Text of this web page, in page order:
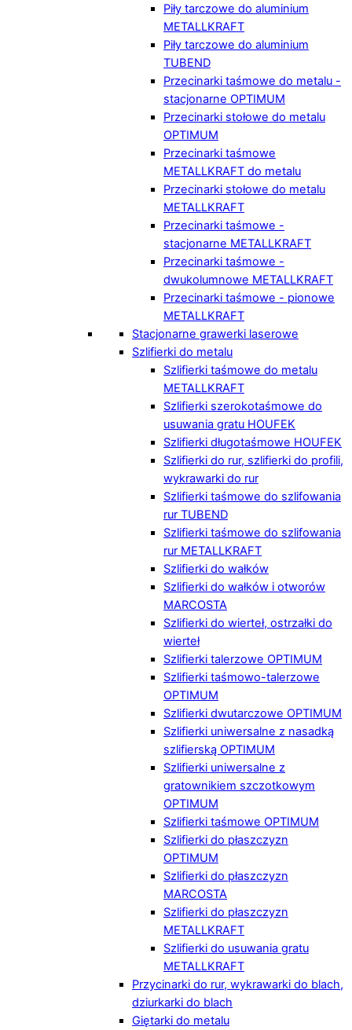
Piły tarczowe do aluminium
METALLKRAFT
Piły tarczowe do aluminium
TUBEND
Przecinarki taśmowe do metalu -
stacjonarne OPTIMUM
Przecinarki stołowe do metalu
OPTIMUM
Przecinarki taśmowe
METALLKRAFT do metalu
Przecinarki stołowe do metalu
METALLKRAFT
Przecinarki taśmowe -
stacjonarne METALLKRAFT
Przecinarki taśmowe -
dwukolumnowe METALLKRAFT
Przecinarki taśmowe - pionowe
METALLKRAFT
Stacjonarne grawerki laserowe
Szlifierki do metalu
Szlifierki taśmowe do metalu
METALLKRAFT
Szlifierki szerokotaśmowe do
usuwania gratu HOUFEK
Szlifierki długotaśmowe HOUFEK
Szlifierki do rur, szlifierki do profili,
wykrawarki do rur
Szlifierki taśmowe do szlifowania
rur TUBEND
Szlifierki taśmowe do szlifowania
rur METALLKRAFT
Szlifierki do wałków
Szlifierki do wałków i otworów
MARCOSTA
Szlifierki do wierteł, ostrzałki do
wierteł
Szlifierki talerzowe OPTIMUM
Szlifierki taśmowo-talerzowe
OPTIMUM
Szlifierki dwutarczowe OPTIMUM
Szlifierki uniwersalne z nasadką
szlifierską OPTIMUM
Szlifierki uniwersalne z
gratownikiem szczotkowym
OPTIMUM
Szlifierki taśmowe OPTIMUM
Szlifierki do płaszczyzn
OPTIMUM
Szlifierki do płaszczyzn
MARCOSTA
Szlifierki do płaszczyzn
METALLKRAFT
Szlifierki do usuwania gratu
METALLKRAFT
Przycinarki do rur, wykrawarki do blach,
dziurkarki do blach
Giętarki do metalu